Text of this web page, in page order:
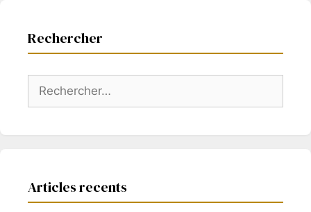
Rechercher
Rechercher :
Articles recents